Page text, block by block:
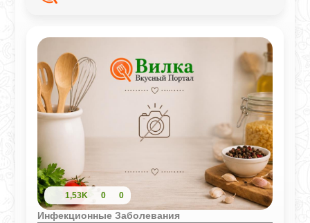
1,53K 0 0
Инфекционные Заболевания